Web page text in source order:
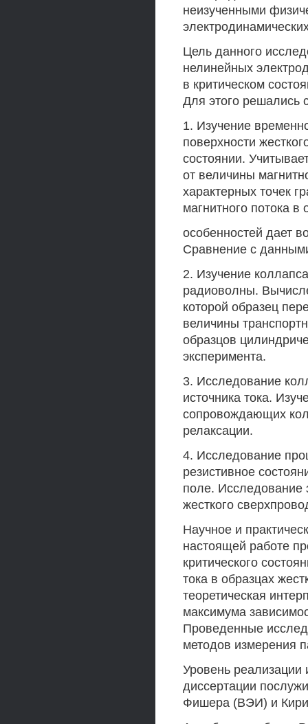
неизученными
Цель данного
нелинейных
в критическом
Для этого решались
1. Изучение
поверхности
состоянии.
от величины
характерных точек
магнитного потока в
особенностей дает
Сравнение с
2. Изучение
радиоволны.
которой образец
величины
образцов
эксперимента.
3. Исследование
источника тока.
сопровождающих
релаксации.
4. Исследование
резистивное
поле. Исследование
жесткого
Научное и
настоящей работе
критического
тока в образцах
теоретическая
максимума
Проведенные
методов измерения
Уровень реализации
диссертации
Фишера (ВЭИ) и